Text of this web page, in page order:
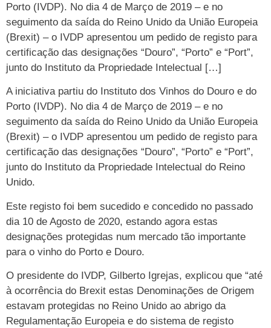
Porto (IVDP). No dia 4 de Março de 2019 – e no
seguimento da saída do Reino Unido da União Europeia
(Brexit) – o IVDP apresentou um pedido de registo para
certificação das designações “Douro”, “Porto” e “Port”,
junto do Instituto da Propriedade Intelectual […]
A iniciativa partiu do Instituto dos Vinhos do Douro e do
Porto (IVDP). No dia 4 de Março de 2019 – e no
seguimento da saída do Reino Unido da União Europeia
(Brexit) – o IVDP apresentou um pedido de registo para
certificação das designações “Douro”, “Porto” e “Port”,
junto do Instituto da Propriedade Intelectual do Reino
Unido.
Este registo foi bem sucedido e concedido no passado
dia 10 de Agosto de 2020, estando agora estas
designações protegidas num mercado tão importante
para o vinho do Porto e Douro.
O presidente do IVDP, Gilberto Igrejas, explicou que “até
à ocorrência do Brexit estas Denominações de Origem
estavam protegidas no Reino Unido ao abrigo da
Regulamentação Europeia e do sistema de registo